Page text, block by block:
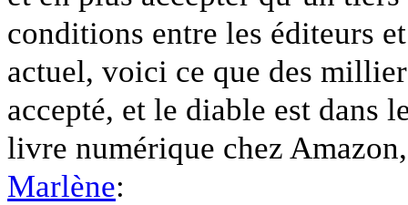
conditions entre les éditeurs
actuel, voici ce que des
accepté, et le diable est dans
livre numérique chez
Marlène: